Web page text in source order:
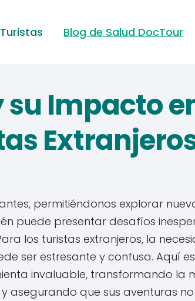
Turistas Blog de Salud DocTour
su Impacto
permitiéndonos explorar
puede presentar desafíos
los turistas extranjeros, la
ser estresante y confusa. Aquí
invaluable, transformando la
asegurando que sus aventuras